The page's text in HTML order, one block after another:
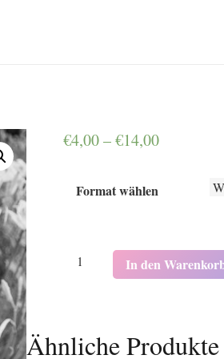
€4,00–€14,00
Format wählen
K5122
In den
Ähnliche Produkte